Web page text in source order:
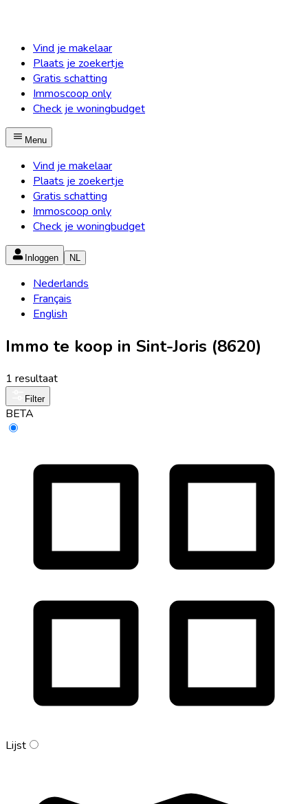
Vind je makelaar
Plaats je zoekertje
Gratis schatting
Immoscoop only
Check je woningbudget
Menu
Vind je makelaar
Plaats je zoekertje
Gratis schatting
Immoscoop only
Check je woningbudget
Inloggen NL
Nederlands
Français
English
Immo te koop in Sint-Joris (8620)
1 resultaat
Filter
BETA
Lijst